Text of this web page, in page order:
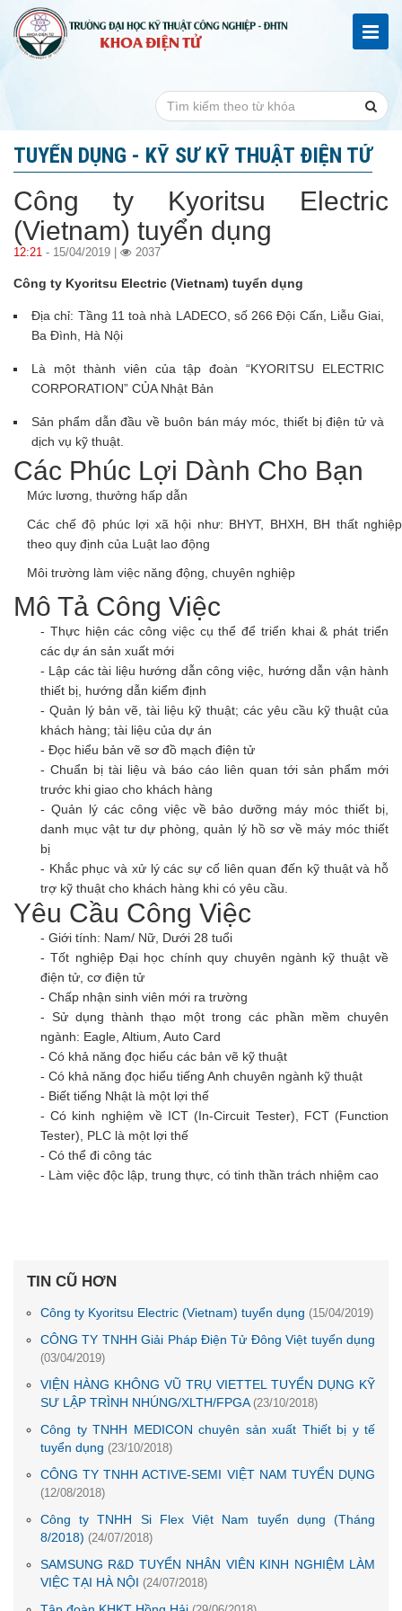
TUYỂN DỤNG - KỸ SƯ KỸ THUẬT ĐIỆN TỬ
Công ty Kyoritsu Electric
(Vietnam) tuyển dụng
12:21 - 15/04/2019 | 2037
Công ty Kyoritsu Electric (Vietnam) tuyển dụng
Địa chỉ: Tầng 11 toà nhà LADECO, số 266 Đội Cấn, Liễu Giai,
Ba Đình, Hà Nội
Là một thành viên của tập đoàn “KYORITSU ELECTRIC
CORPORATION” CỦA Nhật Bản
Sản phẩm dẫn đầu về buôn bán máy móc, thiết bị điện tử và
dịch vụ kỹ thuật.
Các Phúc Lợi Dành Cho Bạn
Mức lương, thưởng hấp dẫn
Các chế độ phúc lợi xã hội như: BHYT, BHXH, BH thất nghiệp
theo quy định của Luật lao động
Môi trường làm việc năng động, chuyên nghiệp
Mô Tả Công Việc
- Thực hiện các công việc cụ thể để triển khai & phát triển
các dự án sản xuất mới
- Lập các tài liệu hướng dẫn công việc, hướng dẫn vận hành
thiết bị, hướng dẫn kiểm định
- Quản lý bản vẽ, tài liệu kỹ thuật; các yêu cầu kỹ thuật của
khách hàng; tài liệu của dự án
- Đọc hiểu bản vẽ sơ đồ mạch điện tử
- Chuẩn bị tài liệu và báo cáo liên quan tới sản phẩm mới
trước khi giao cho khách hàng
- Quản lý các công việc về bảo dưỡng máy móc thiết bị,
danh mục vật tư dự phòng, quản lý hồ sơ về máy móc thiết
bị
- Khắc phục và xử lý các sự cố liên quan đến kỹ thuật và hỗ
trợ kỹ thuật cho khách hàng khi có yêu cầu.
Yêu Cầu Công Việc
- Giới tính: Nam/ Nữ, Dưới 28 tuổi
- Tốt nghiệp Đại học chính quy chuyên ngành kỹ thuật về
điện tử, cơ điện tử
- Chấp nhận sinh viên mới ra trường
- Sử dụng thành thạo một trong các phần mềm chuyên
ngành: Eagle, Altium, Auto Card
- Có khả năng đọc hiểu các bản vẽ kỹ thuật
- Có khả năng đọc hiểu tiếng Anh chuyên ngành kỹ thuật
- Biết tiếng Nhật là một lợi thế
- Có kinh nghiệm về ICT (In-Circuit Tester), FCT (Function
Tester), PLC là một lợi thế
- Có thể đi công tác
- Làm việc độc lập, trung thực, có tinh thần trách nhiệm cao
TIN CŨ HƠN
Công ty Kyoritsu Electric (Vietnam) tuyển dụng (15/04/2019)
CÔNG TY TNHH Giải Pháp Điện Tử Đông Việt tuyển dụng
(03/04/2019)
VIỆN HÀNG KHÔNG VŨ TRỤ VIETTEL TUYỂN DỤNG KỸ
SƯ LẬP TRÌNH NHÚNG/XLTH/FPGA (23/10/2018)
Công ty TNHH MEDICON chuyên sản xuất Thiết bị y tế
tuyển dụng (23/10/2018)
CÔNG TY TNHH ACTIVE-SEMI VIỆT NAM TUYỂN DỤNG
(12/08/2018)
Công ty TNHH Si Flex Việt Nam tuyển dụng (Tháng
8/2018) (24/07/2018)
SAMSUNG R&D TUYỂN NHÂN VIÊN KINH NGHIỆM LÀM
VIỆC TẠI HÀ NỘI (24/07/2018)